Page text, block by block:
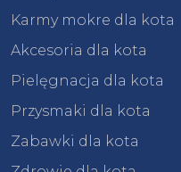
Karmy mokre dla kota
Akcesoria dla kota
Pielęgnacja dla kota
Przysmaki dla kota
Zabawki dla kota